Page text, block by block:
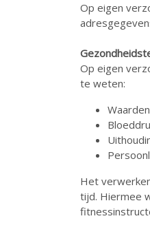
Op eigen
Op eigen
te weten:
Het
tijd. Hiermee